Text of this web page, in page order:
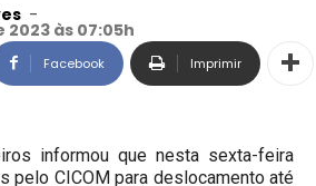
-
às 07:05h
Facebook Imprimir
informou que nesta sexta-feira
pelo CICOM para deslocamento até